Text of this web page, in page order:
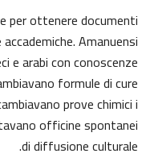
per ottenere documenti
Amanuensi
e arabi con conoscenze
formule di cure
prove chimici i
officine spontanei
di diffusione culturale.